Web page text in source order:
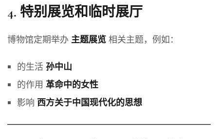
4. 特别展览和临时展厅
博物馆定期举办 主题展览 相关主题，例如：
的生活 孙中山
的作用 革命中的女性
影响 西方关于中国现代化的思想